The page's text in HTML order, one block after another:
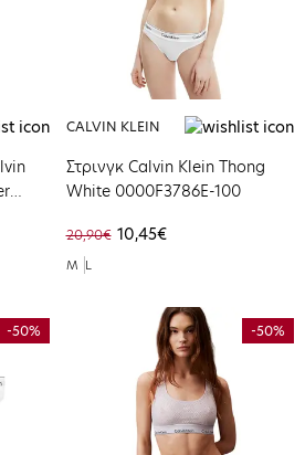
CALVIN KLEIN
Στρινγκ Calvin Klein Thong
White 0000F3786E-100
20,90€ 10,45€
M L
-50% -50%